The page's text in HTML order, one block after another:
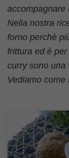
accompagnare
Nella nostra
forno perchè
frittura ed è
curry sono una
Vediamo come